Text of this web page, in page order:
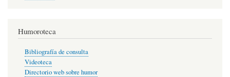
Humoroteca
Bibliografía de consulta
Videoteca
Directorio web sobre humor